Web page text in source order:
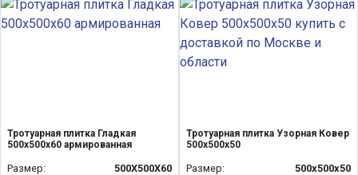
Тротуарная плитка Гладкая
500х500х60 армированная
Размер:
500Х500Х60
Тротуарная плитка Узорная Ковер
500х500х50
Размер:
500х500х50